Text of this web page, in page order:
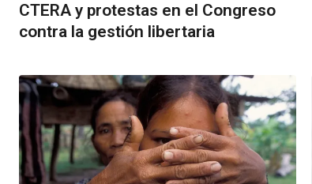
CTERA y protestas en el Congreso
contra la gestión libertaria